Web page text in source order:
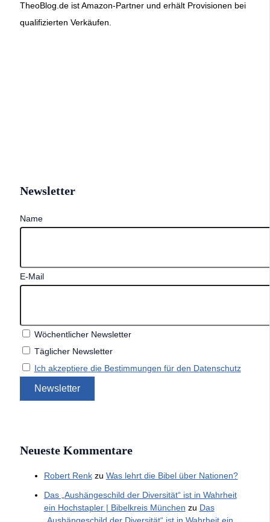
TheoBlog.de ist Amazon-Partner und erhält Provisionen bei
qualifizierten Verkäufen.
Newsletter
Name
E-Mail
Wöchentlicher Newsletter
Täglicher Newsletter
Ich akzeptiere die Bestimmungen für den Datenschutz
Neueste Kommentare
Robert Renkzu Was lehrt die Bibel über Nationen?
Das „Aushängeschild der Diversität“ ist in Wahrheit
ein Hochstapler | Bibelkreis München zu Das